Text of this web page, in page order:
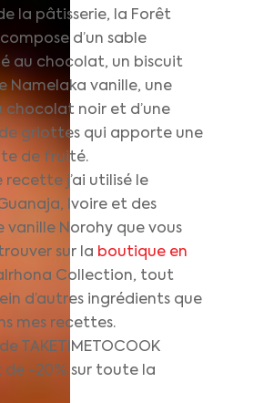
la pâtisserie, la Forêt
compose d’un sable
au chocolat, un biscuit
Namelaka vanille, une
chocolat noir et d’une
griottes qui apporte une
de fruité.
recette j’ai utilisé le
Ivoire et des
vanille Norohy que vous
sur la boutique en
Collection, tout
d’autres ingrédients que
mes recettes.
TAKETIMETOCOOK
de -20% sur toute la